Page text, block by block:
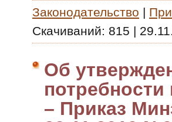
Законодательство |
Скачиваний: 815 |
Об
– Приказ